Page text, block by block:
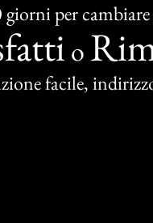
giorni per cambiare
o
facile,